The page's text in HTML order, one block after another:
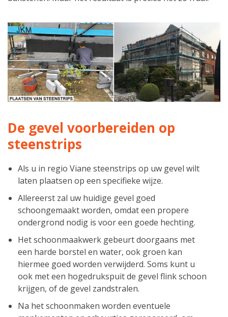
De gevel voorbereiden op
steenstrips
Als u in regio Viane steenstrips op uw gevel wilt
laten plaatsen op een specifieke wijze.
Allereerst zal uw huidige gevel goed
schoongemaakt worden, omdat een propere
ondergrond nodig is voor een goede hechting.
Het schoonmaakwerk gebeurt doorgaans met
een harde borstel en water, ook groen kan
hiermee goed worden verwijderd. Soms kunt u
ook met een hogedrukspuit de gevel flink schoon
krijgen, of de gevel zandstralen.
Na het schoonmaken worden eventuele